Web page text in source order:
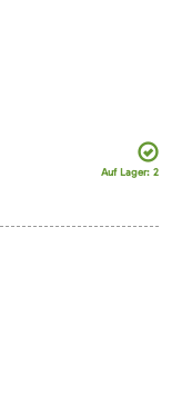
Auf Lager: 2